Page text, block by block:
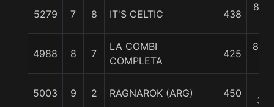
5279 7 8 IT'S CELTIC 438
8 1/
4988 8 7
LA COMBI
COMPLETA
425
8 3/
5003 9 2 RAGNAROK (ARG) 450
3/4